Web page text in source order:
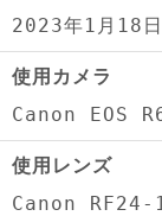
2023年1月18日
使用カメラ
Canon EOS
使用レンズ
Canon RF24-